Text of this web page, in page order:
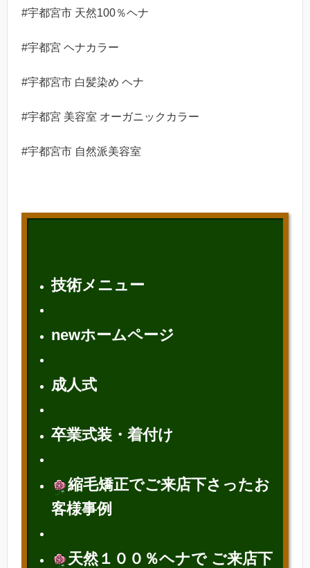
#宇都宮市 天然100％ヘナ
#宇都宮 ヘナカラー
#宇都宮市 白髪染め ヘナ
#宇都宮 美容室 オーガニックカラー
#宇都宮市 自然派美容室
技術メニュー
newホームページ
成人式
卒業式装・着付け
縮毛矯正でご来店下さったお
客様事例
天然１００％ヘナで ご来店下